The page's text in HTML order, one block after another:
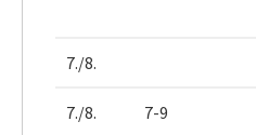
7./8.
7./8. 7-9